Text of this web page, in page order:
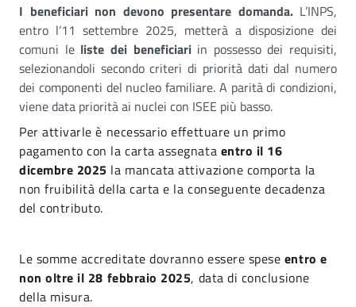
I beneficiari non devono presentare domanda.L’INPS,
entro l’11 settembre 2025, metterà a disposizione dei
comuni le liste dei beneficiariin possesso dei requisiti,
selezionandoli secondo criteri di priorità dati dal numero
dei componenti del nucleo familiare. A parità di condizioni,
viene data priorità ai nuclei con ISEE più basso.
Per attivarle è necessario effettuare un primo
pagamento con la carta assegnata entro il 16
dicembre 2025 la mancata attivazione comporta la
non fruibilità della carta e la conseguente decadenza
del contributo.
Le somme accreditate dovranno essere spese entro e
non oltre il 28 febbraio 2025, data di conclusione
della misura.